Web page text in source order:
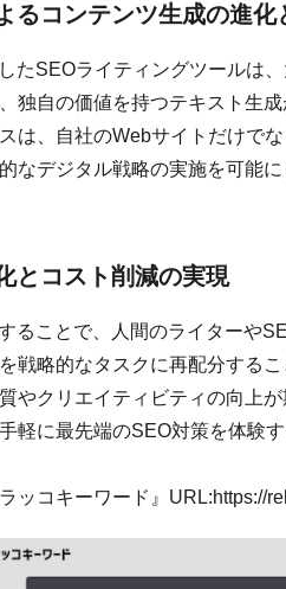
るコンテンツ生成の進化
たSEOライティングツールは
独自の価値を持つテキスト生
は、自社のWebサイトだけで
なデジタル戦略の実施を可能に
とコスト削減の実現
ることで、人間のライターや
戦略的なタスクに再配分する
やクリエイティビティの向上
軽に最先端のSEO対策を体験す
ッコキーワード』URL:https://